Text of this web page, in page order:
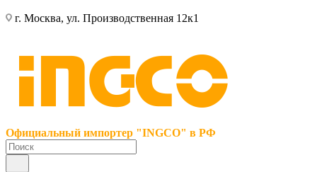
г. Москва, ул. Производственная 12к1
Официальный импортер "INGCO" в РФ